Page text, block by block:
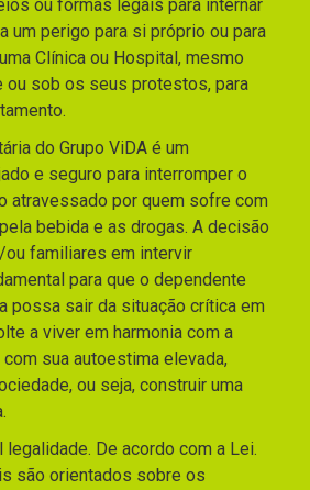
ou formas legais para internar
um perigo para si próprio ou para
Clínica ou Hospital, mesmo
ou sob os seus protestos, para
do Grupo ViDA é um
e seguro para interromper o
atravessado por quem sofre com
bebida e as drogas. A decisão
familiares em intervir
para que o dependente
possa sair da situação crítica em
a viver em harmonia com a
sua autoestima elevada,
ou seja, construir uma
legalidade. De acordo com a Lei.
são orientados sobre os